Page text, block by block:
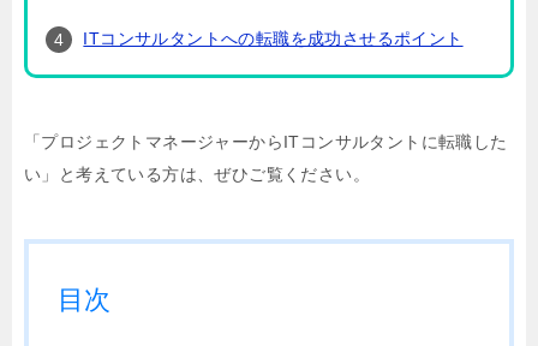
ITコンサルタントへの転職を成功させるポイント
「プロジェクトマネージャーからITコンサルタントに転職した
い」と考えている方は、ぜひご覧ください。
目次